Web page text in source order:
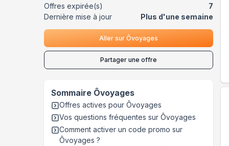
Offres expirée(s)
7
Dernière mise à jour
Plus d'une semaine
Aller sur Ôvoyages
Partager une offre
Sommaire Ôvoyages
Offres actives pour Ôvoyages
Vos questions fréquentes sur Ôvoyages
Comment activer un code promo sur
Ôvoyages ?